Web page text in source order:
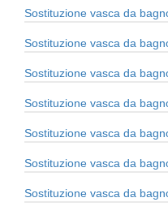
Sostituzione vasca da
Sostituzione vasca da
Sostituzione vasca da
Sostituzione vasca da
Sostituzione vasca da
Sostituzione vasca da
Sostituzione vasca da